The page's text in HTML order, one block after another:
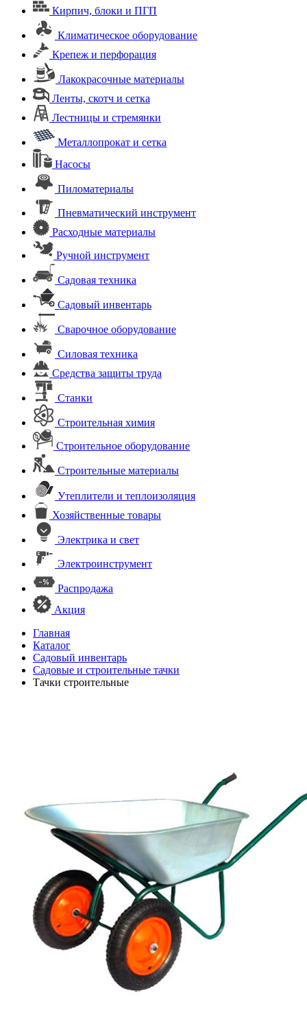
Кирпич, блоки и ПГП
Климатическое оборудование
Крепеж и перфорация
Лакокрасочные материалы
Ленты, скотч и сетка
Лестницы и стремянки
Металлопрокат и сетка
Насосы
Пиломатериалы
Пневматический инструмент
Расходные материалы
Ручной инструмент
Садовая техника
Садовый инвентарь
Сварочное оборудование
Силовая техника
Средства защиты труда
Станки
Строительная химия
Строительное оборудование
Строительные материалы
Утеплители и теплоизоляция
Хозяйственные товары
Электрика и свет
Электроинструмент
Распродажа
Акция
Главная
Каталог
Садовый инвентарь
Садовые и строительные тачки
Тачки строительные